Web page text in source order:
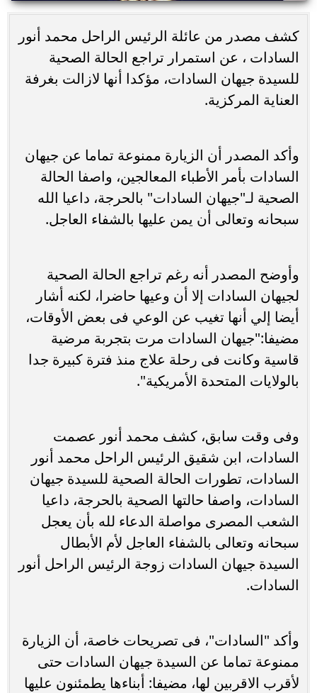
كشف مصدر من عائلة الرئيس الراحل محمد أنور
السادات ، عن استمرار تراجع الحالة الصحية
للسيدة جيهان السادات، مؤكدا أنها لازالت بغرفة
العناية المركزية.
وأكد المصدر أن الزيارة ممنوعة تماما عن جيهان
السادات بأمر الأطباء المعالجين، واصفا الحالة
الصحية لـ"جيهان السادات" بالحرجة، داعيا الله
سبحانه وتعالى أن يمن عليها بالشفاء العاجل.
وأوضح المصدر أنه رغم تراجع الحالة الصحية
لجيهان السادات إلا أن وعيها حاضرا، لكنه أشار
أيضا إلي أنها تغيب عن الوعي فى بعض الأوقات،
مضيفا:"جيهان السادات مرت بتجربة مرضية
قاسية وكانت فى رحلة علاج منذ فترة كبيرة جدا
بالولايات المتحدة الأمريكية".
وفى وقت سابق، كشف محمد أنور عصمت
السادات، ابن شقيق الرئيس الراحل محمد أنور
السادات، تطورات الحالة الصحية للسيدة جيهان
السادات، واصفا حالتها الصحية بالحرجة، داعيا
الشعب المصرى مواصلة الدعاء لله بأن يعجل
سبحانه وتعالى بالشفاء العاجل لأم الأبطال
السيدة جيهان السادات زوجة الرئيس الراحل أنور
السادات.
وأكد "السادات"، فى تصريحات خاصة، أن الزيارة
ممنوعة تماما عن السيدة جيهان السادات حتى
لأقرب الاقربين لها، مضيفا: أبناءها يطمئنون عليها